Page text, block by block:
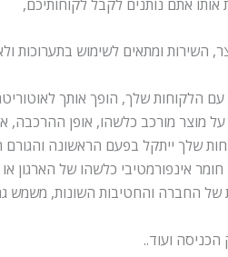
אתם נותנים לקבל לקוחותיכם,
ומתאים לשימוש בתערוכות
עם הלקוחות שלך, הופך אותך
מורכב כלשהו, אופן ההרכבה,
שלך ייתקל בפעם הראשונה
אינפורמטיבי כלשהו של הארגון
של החברה והחטיבות השונות,
ועוד..